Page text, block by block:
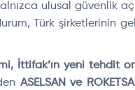
ulusal güvenlik
Türk şirketlerinin
İttifak’ın yeni tehdit
ASELSAN ve